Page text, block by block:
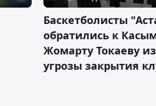
Баскетболисты
обратились к
Жомарту Токаеву
угрозы закрытия